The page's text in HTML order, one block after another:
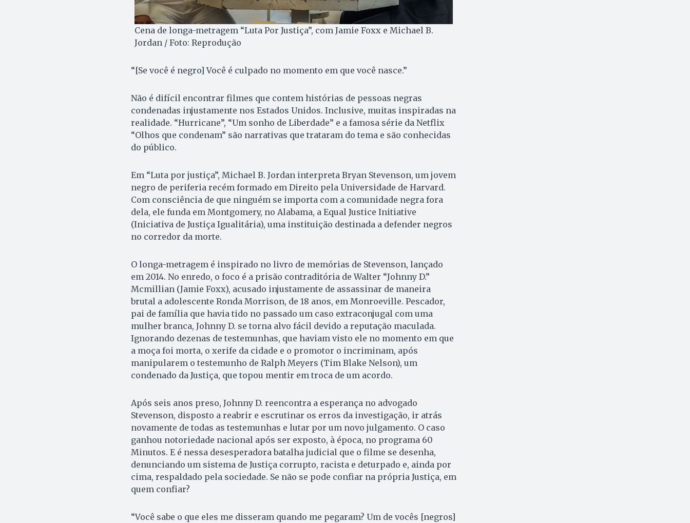
Cena de longa-metragem “Luta Por Justiça”, com Jamie Foxx e Michael B.
Jordan / Foto: Reprodução
“[Se você é negro] Você é culpado no momento em que você nasce.”
Não é difícil encontrar filmes que contem histórias de pessoas negras
condenadas injustamente nos Estados Unidos. Inclusive, muitas inspiradas na
realidade. “Hurricane”, “Um sonho de Liberdade” e a famosa série da Netflix
“Olhos que condenam” são narrativas que trataram do tema e são conhecidas
do público.
Em “Luta por justiça”, Michael B. Jordan interpreta Bryan Stevenson, um jovem
negro de periferia recém formado em Direito pela Universidade de Harvard.
Com consciência de que ninguém se importa com a comunidade negra fora
dela, ele funda em Montgomery, no Alabama, a Equal Justice Initiative
(Iniciativa de Justiça Igualitária), uma instituição destinada a defender negros
no corredor da morte.
O longa-metragem é inspirado no livro de memórias de Stevenson, lançado
em 2014. No enredo, o foco é a prisão contraditória de Walter “Johnny D.”
Mcmillian (Jamie Foxx), acusado injustamente de assassinar de maneira
brutal a adolescente Ronda Morrison, de 18 anos, em Monroeville. Pescador,
pai de família que havia tido no passado um caso extraconjugal com uma
mulher branca, Johnny D. se torna alvo fácil devido a reputação maculada.
Ignorando dezenas de testemunhas, que haviam visto ele no momento em que
a moça foi morta, o xerife da cidade e o promotor o incriminam, após
manipularem o testemunho de Ralph Meyers (Tim Blake Nelson), um
condenado da Justiça, que topou mentir em troca de um acordo.
Após seis anos preso, Johnny D. reencontra a esperança no advogado
Stevenson, disposto a reabrir e escrutinar os erros da investigação, ir atrás
novamente de todas as testemunhas e lutar por um novo julgamento. O caso
ganhou notoriedade nacional após ser exposto, à época, no programa 60
Minutos. E é nessa desesperadora batalha judicial que o filme se desenha,
denunciando um sistema de Justiça corrupto, racista e deturpado e, ainda por
cima, respaldado pela sociedade. Se não se pode confiar na própria Justiça, em
quem confiar?
“Você sabe o que eles me disseram quando me pegaram? Um de vocês [negros]